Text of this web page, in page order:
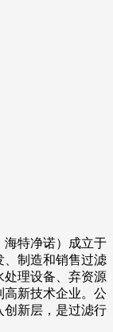
海特净诺）成立于
、制造和销售过滤
处理设备、弃资源
高新技术企业。公
创新层，是过滤行